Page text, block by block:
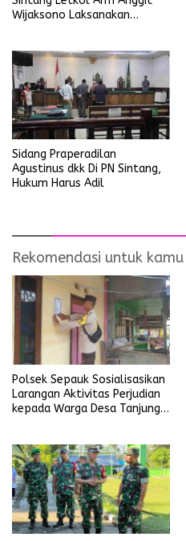
Wijaksono Laksanakan
Sidang Praperadilan
Agustinus dkk Di PN Sintang,
Hukum Harus Adil
Rekomendasi untuk kamu
Polsek Sepauk Sosialisasikan
Larangan Aktivitas Perjudian
kepada Warga Desa Tanjung